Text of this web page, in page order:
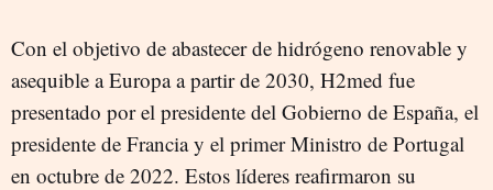
Con el objetivo de abastecer de hidrógeno renovable y
asequible a Europa a partir de 2030, H2med fue
presentado por el presidente del Gobierno de España, el
presidente de Francia y el primer Ministro de Portugal
en octubre de 2022. Estos líderes reafirmaron su